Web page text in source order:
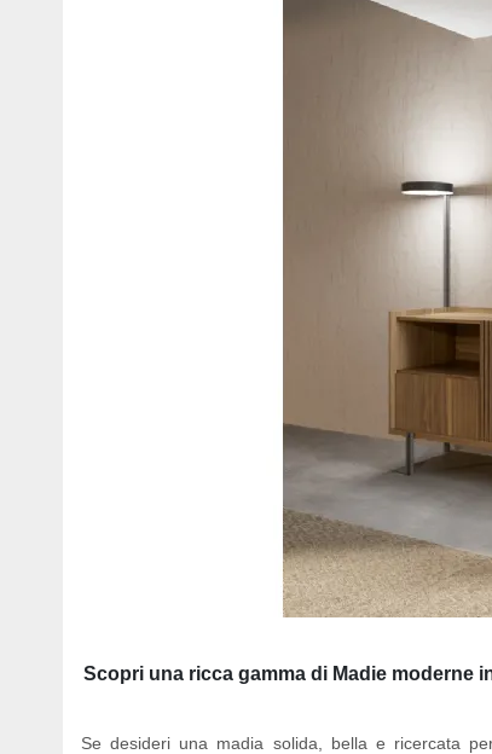
Scopri una ricca gamma di Madie moderne
Se desideri una madia solida, bella e ricercata